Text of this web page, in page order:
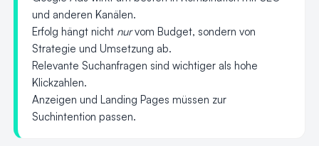
und anderen Kanälen.
Erfolg hängt nicht nurvom Budget, sondern von
Strategie und Umsetzung ab.
Relevante Suchanfragen sind wichtiger als hohe
Klickzahlen.
Anzeigen und Landing Pages müssen zur
Suchintention passen.